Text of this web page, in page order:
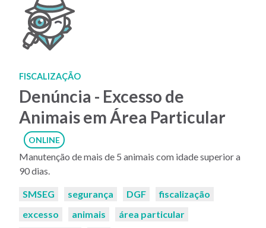
FISCALIZAÇÃO
Denúncia - Excesso de
Animais em Área Particular
ONLINE
Manutenção de mais de 5 animais com idade superior a
90 dias.
Palavras-
SMSEG segurança DGF
fiscalização
excesso
animais
área particular